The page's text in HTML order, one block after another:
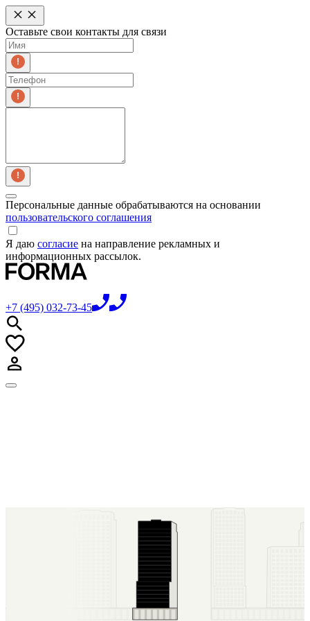
Оставьте свои контакты для связи
Персональные данные обрабатываются на основании
пользовательского соглашения
Я даю согласие на направление рекламных и
информационных рассылок.
+7 (495) 032-73-45